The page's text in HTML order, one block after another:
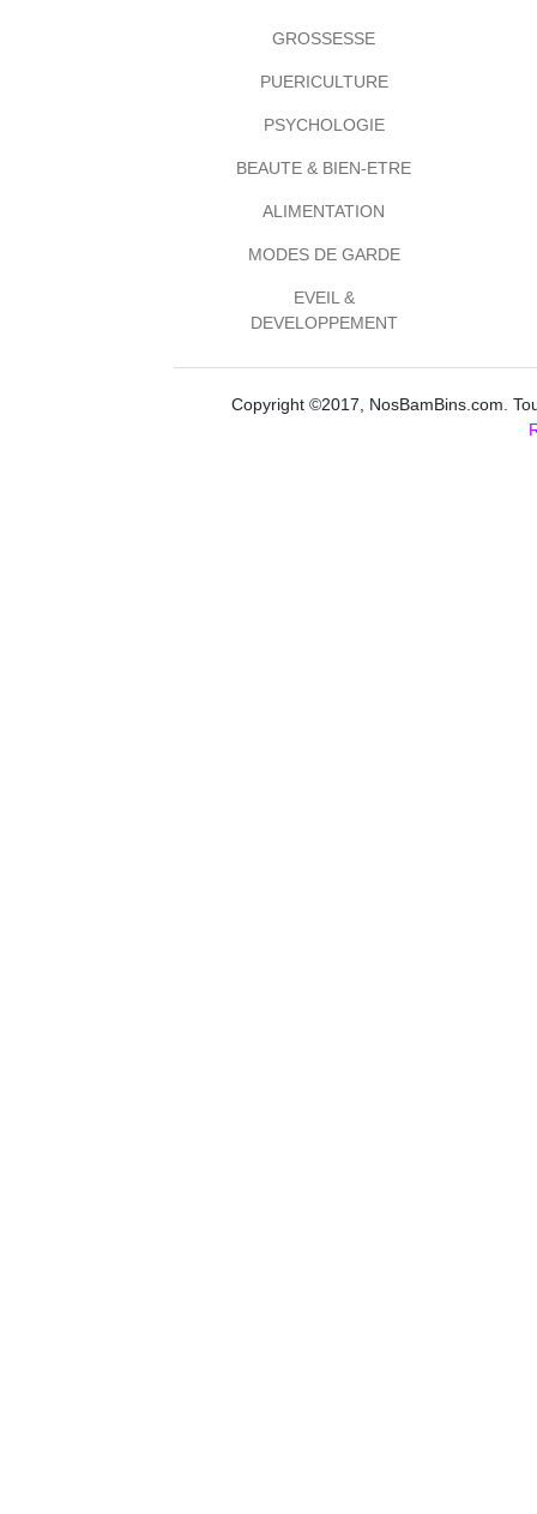
GROSSESSE
PUERICULTURE
PSYCHOLOGIE
BEAUTE & BIEN-ETRE
ALIMENTATION
MODES DE GARDE
EVEIL &
DEVELOPPEMENT
Copyright ©2017, NosBamBins.com.